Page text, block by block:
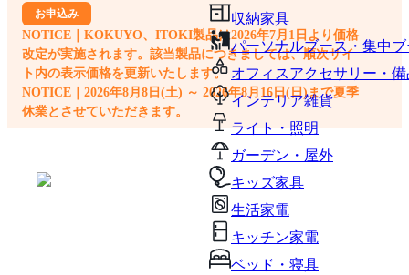
収納家具
パーソナルブース・集中
オフィスアクセサリー・備
インテリア雑貨
ライト・照明
ガーデン・屋外
キッズ家具
生活家電
キッチン家電
ベッド・寝具
お申込み
NOTICE｜KOKUYO、ITOKI製品は2026年7月1日より価格
改定が実施されます。該当製品につきましては、順次サイ
ト内の表示価格を更新いたします。
NOTICE｜2026年8月8日(土) ～ 2026年8月16日(日)まで夏季
休業とさせていただきます。